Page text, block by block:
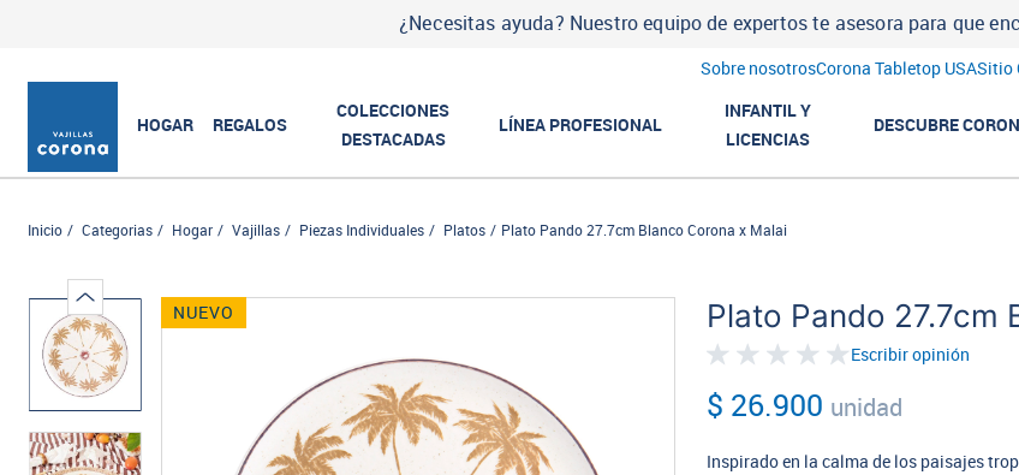
¿Necesitas ayuda? Nuestro equipo de expertos te asesora para que
Sobre nosotrosCorona Tabletop USASitio
HOGAR REGALOS
COLECCIONES
DESTACADAS
LÍNEA PROFESIONAL
INFANTIL Y
LICENCIAS
DESCUBRE
Inicio Categorias Hogar Vajillas Piezas Individuales Platos Plato Pando 27.7cm Blanco Corona x Malai
Plato Pando 27.7cm
Escribir opinión
NUEVO
$ 26.900 unidad
Inspirado en la calma de los paisajes